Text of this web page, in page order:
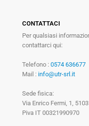
CONTATTACI
Per qualsiasi
contattarci qui:
Telefono : 0574 636677
Mail : info@utr-srl.it
Sede fisica:
Via Enrico Fermi, 1,
Piva IT 00321990970